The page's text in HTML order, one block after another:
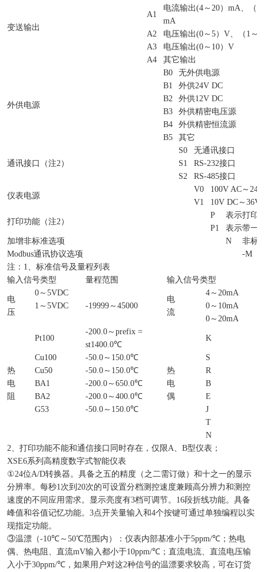
变送输出
A1
电流输出(4 ～ 20） mA 、（
mA
A2
电压输出(0 ～ 5） V 、（ 1 ～
A3
电压输出(0 ～ 10） V
A4
其它输出
外供电源
B0
无外供电源
B1
外供24V DC
B2
外供12V DC
B3
外供精密电压源
B4
外供精密恒流源
B5
其它
通讯接口（注2 ）
S0
无通讯接口
S1
RS-232接口
S2
RS-485接口
仪表电源
V0 100V AC ～
V1
10V DC ～ 36V
打印功能（注2 ）
P
表示打印
P1
表示带一
加增非标准选项
N
非标
Modbus通讯协议选项
-M
注： 1
、标准信号及量程列表
输入信号类型
量程范围 输入信号类型
电
压
0 ～ 5VDC
-19999 ～ 45000
电
流
4 ～ 20mA
1 ～ 5VDC 0 ～ 10mA
0 ～ 20mA
热
电
阻
Pt100
-200.0 ～ prefix =
st1400.0℃
热
电
偶
K
Cu100 -50.0 ～ 150.0℃
S
Cu50
-50.0 ～ 150.0℃
R
BA1
-200.0 ～ 650.0℃
B
BA2
-200.0 ～ 400.0℃
E
G53
-50.0 ～ 150.0℃
J
T
N
2 、打印功能不能和通信接口同时存在，仅限A B型仪表；
XSE6系列高精度数字式智能仪表
①24位A/D转换器。具备之五的精度（之二需订做）和十之一的显示
分辨率。每秒1 次到 20次的可设置分档测控速度兼顾高分辨力和测控
速度的不同应用需求。显示亮度有3档可调节。 16段折线功能。具备
峰值和谷值记忆功能。 3点开关量输入和4个按键可通过单独编程以实
现指定功能。
③温漂（-10℃ ～ 50℃范围内）：仪表内部基准小于5ppm/℃；热电
偶、热电阻、直流mV输入都小于10ppm/℃；直流电流、直流电压输
入小于30ppm/℃，如果用户对这2种信号的温漂要求较高，可在订货